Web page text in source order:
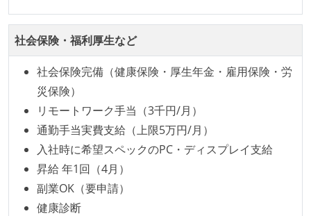
機能の実装と同時にテストコードを記述している
アジャイル実践状況
1ヶ月以下の短い期間でのイテレーション開発を実践
している
デイリーでスタンドアップミーティング、またはそれ
に準じるチーム内の打ち合わせを行っている
イテレーションの最後などに、定期的にチームでふり
かえりミーティングを行っている
タスク見積もりの単位には絶対量（人日など）ではな
く相対ポイントを用い、極力複数人の意見を調整する
社会保険・福利厚生など
社会保険完備（健康保険・厚生年金・雇用保険・労
災保険）
リモートワーク手当（3千円/月）
通勤手当実費支給（上限5万円/月）
入社時に希望スペックのPC・ディスプレイ支給
昇給 年1回（4月）
副業OK（要申請）
健康診断